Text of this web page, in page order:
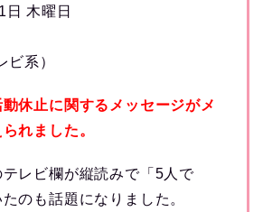
木曜日
ビ系）
休止に関するメッセージがメ
れました。
レビ欄が縦読みで「5人で
のも話題になりました。